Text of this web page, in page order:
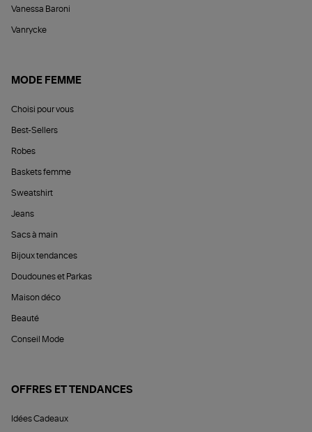
Vanessa Baroni
Vanrycke
MODE FEMME
Choisi pour vous
Best-Sellers
Robes
Baskets femme
Sweatshirt
Jeans
Sacs à main
Bijoux tendances
Doudounes et Parkas
Maison déco
Beauté
Conseil Mode
OFFRES ET TENDANCES
Idées Cadeaux